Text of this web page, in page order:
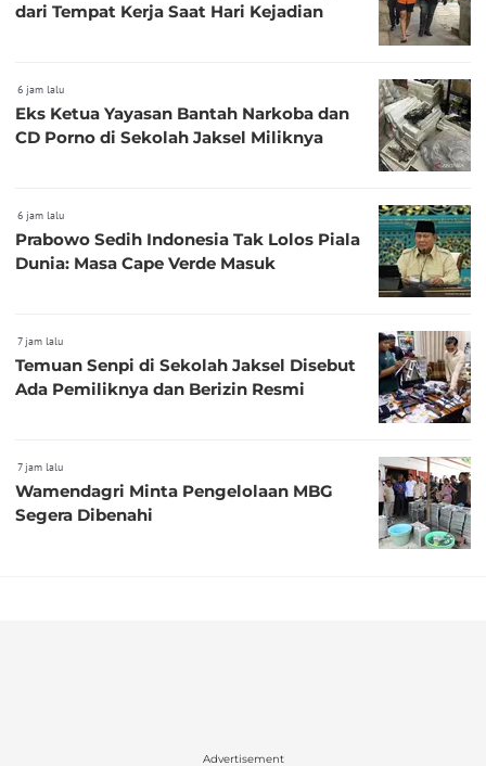
dari Tempat Kerja Saat Hari Kejadian
6 jam lalu
Eks Ketua Yayasan Bantah Narkoba dan
CD Porno di Sekolah Jaksel Miliknya
6 jam lalu
Prabowo Sedih Indonesia Tak Lolos Piala
Dunia: Masa Cape Verde Masuk
7 jam lalu
Temuan Senpi di Sekolah Jaksel Disebut
Ada Pemiliknya dan Berizin Resmi
7 jam lalu
Wamendagri Minta Pengelolaan MBG
Segera Dibenahi
Advertisement